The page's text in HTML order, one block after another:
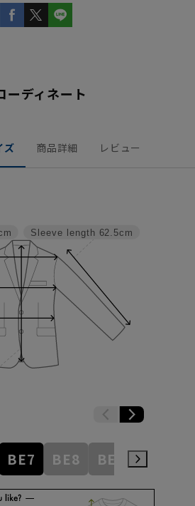
ーディネート
ズ 商品詳細 レビュー
Sleeve length 62.5cm
BE7 BE8 BE9 BE10